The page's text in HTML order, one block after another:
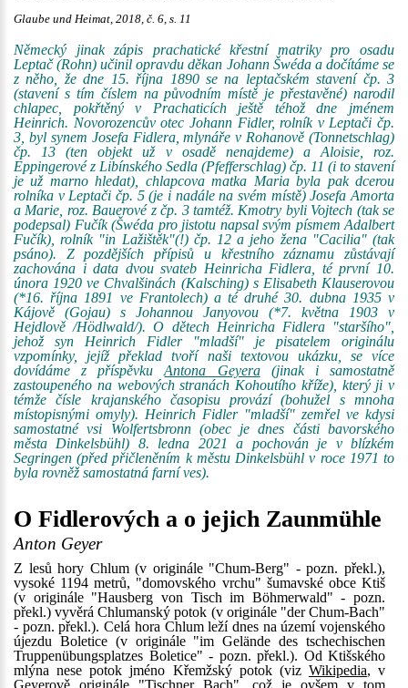
Glaube und Heimat, 2018, č. 6, s. 11
Německý jinak zápis prachatické křestní matriky pro osadu
Leptač (Rohn) učinil opravdu děkan Johann Šwéda a dočítáme se
z něho, že dne 15. října 1890 se na leptačském stavení čp. 3
(stavení s tím číslem na původním místě je přestavěné) narodil
chlapec, pokřtěný v Prachaticích ještě téhož dne jménem
Heinrich. Novorozencův otec Johann Fidler, rolník v Leptači čp.
3, byl synem Josefa Fidlera, mlynáře v Rohanově (Tonnetschlag)
čp. 13 (ten objekt už v osadě nenajdeme) a Aloisie, roz.
Eppingerové z Libínského Sedla (Pfefferschlag) čp. 11 (i to stavení
je už marno hledat), chlapcova matka Maria byla pak dcerou
rolníka v Leptači čp. 5 (je i nadále na svém místě) Josefa Amorta
a Marie, roz. Bauerové z čp. 3 tamtéž. Kmotry byli Vojtech (tak se
podepsal) Fučík (Šwéda pro jistotu napsal svým písmem Adalbert
Fučík), rolník "in Lažištěk"(!) čp. 12 a jeho žena "Cacilia" (tak
psáno). Z pozdějších přípisů u křestního záznamu zůstávají
zachována i data dvou svateb Heinricha Fidlera, té první 10.
února 1920 ve Chvalšinách (Kalsching) s Elisabeth Klauserovou
(*16. října 1891 ve Frantolech) a té druhé 30. dubna 1935 v
Kájově (Gojau) s Johannou Janyovou (*7. května 1903 v
Hejdlově /Hödlwald/). O dětech Heinricha Fidlera "staršího",
jehož syn Heinrich Fidler "mladší" je pisatelem originálu
vzpomínky, jejíž překlad tvoří naši textovou ukázku, se více
dovídáme z příspěvkuAntona Geyera(jinak i samostatně
zastoupeného na webových stranách Kohoutího kříže), který ji v
témže čísle krajanského časopisu provází (bohužel s mnoha
místopisnými omyly). Heinrich Fidler "mladší" zemřel ve kdysi
samostatné vsi Wolfertsbronn (obec je dnes části bavorského
města Dinkelsbühl) 8. ledna 2021 a pochován je v blízkém
Segringen (před přičleněním k městu Dinkelsbühl v roce 1971 to
byla rovněž samostatná farní ves).
O Fidlerových a o jejich Zaunmühle
Anton Geyer
Z lesů hory Chlum (v originále "Chum-Berg" - pozn. překl.),
vysoké 1194 metrů, "domovského vrchu" šumavské obce Ktiš
(v originále "Hausberg von Tisch im Böhmerwald" - pozn.
překl.) vyvěrá Chlumanský potok (v originále "der Chum-Bach"
- pozn. překl.). Celá hora Chlum leží dnes na území vojenského
újezdu Boletice (v originále "im Gelände des tschechischen
Truppenübungsplatzes Boletice" - pozn. překl.). Od Ktišského
mlýna nese potok jméno Křemžský potok (viz Wikipedia, v
Geyerově originále "Tischner Bach", což je ovšem v tom